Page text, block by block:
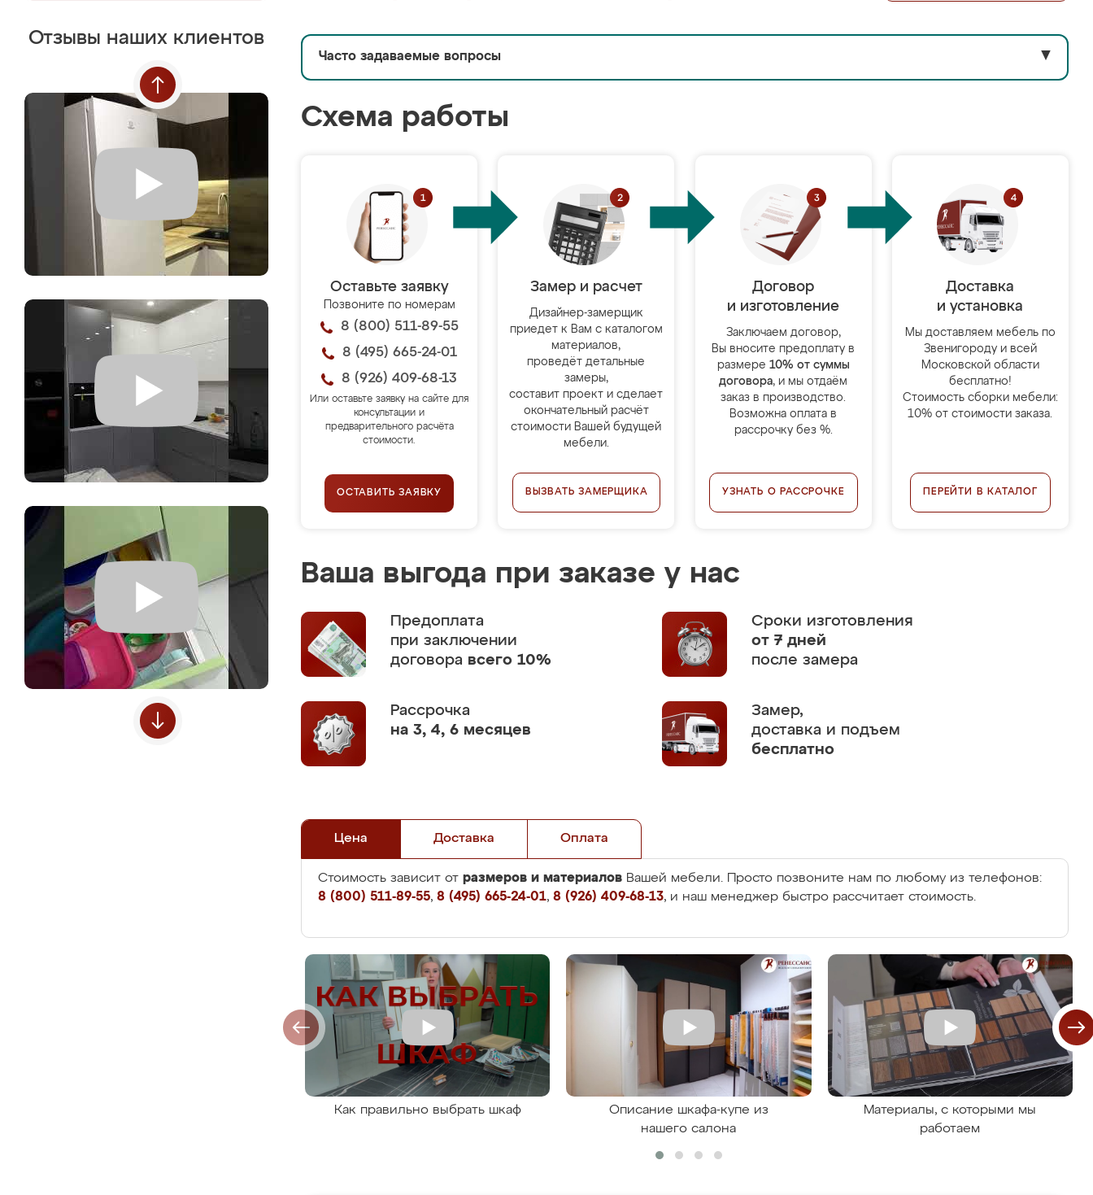
Отзывы наших клиентов
Часто задаваемые вопросы ▼
Схема работы
Оставьте заявку
Позвоните по номерам
8 (800) 511-89-55
8 (495) 665-24-01
8 (926) 409-68-13
Или оставьте заявку на сайте для
консультации и
предварительного расчёта
стоимости.
ОСТАВИТЬ ЗАЯВКУ
Замер и расчет
Дизайнер-замерщик
приедет к Вам с каталогом
материалов,
проведёт детальные
замеры,
составит проект и сделает
окончательный расчёт
стоимости Вашей будущей
мебели.
ВЫЗВАТЬ ЗАМЕРЩИКА
Договор
и изготовление
Заключаем договор,
Вы вносите предоплату в
размере 10% от суммы
договора, и мы отдаём
заказ в производство.
Возможна оплата в
рассрочку без %.
УЗНАТЬ О РАССРОЧКЕ
Доставка
и установка
Мы доставляем мебель по
Звенигороду и всей
Московской области
бесплатно!
Стоимость сборки мебели:
10% от стоимости заказа.
ПЕРЕЙТИ В КАТАЛОГ
Ваша выгода при заказе у нас
Предоплата
при заключении
договора всего 10%
Сроки изготовления
от 7 дней
после замера
Рассрочка
на 3, 4, 6 месяцев
Замер,
доставка и подъем
бесплатно
Цена Доставка Оплата
Стоимость зависит от размеров и материалов Вашей мебели. Просто позвоните нам по любому из телефонов:
8 (800) 511-89-55, 8 (495) 665-24-01, 8 (926) 409-68-13, и наш менеджер быстро рассчитает стоимость.
Как правильно выбрать шкаф
Описание шкафа-купе из
нашего салона
Материалы, с которыми мы
работаем